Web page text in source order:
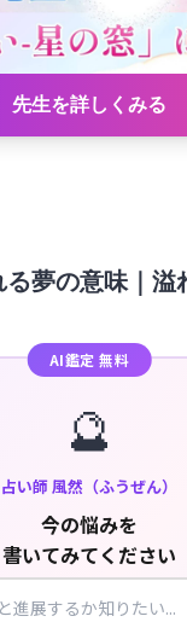
先生を詳しくみる
夢の意味｜溢
AI鑑定 無料
🔮
占い師 風然（ふうぜん）
今の悩みを
書いてみてください